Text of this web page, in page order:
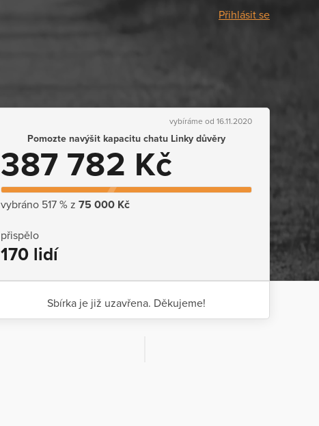
Přihlásit se
vybíráme od 16.11.2020
Pomozte navýšit kapacitu chatu Linky důvěry
387 782 Kč
vybráno 517 % z 75 000 Kč
přispělo
170 lidí
Sbírka je již uzavřena. Děkujeme!